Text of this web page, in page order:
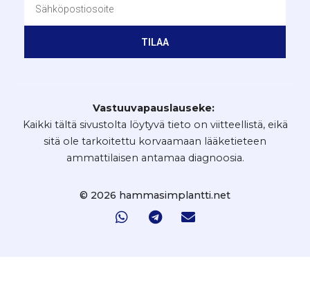
TILAA
Vastuuvapauslauseke:
Kaikki tältä sivustolta löytyvä tieto on viitteellistä, eikä
sitä ole tarkoitettu korvaamaan lääketieteen
ammattilaisen antamaa diagnoosia.
© 2026 hammasimplantti.net